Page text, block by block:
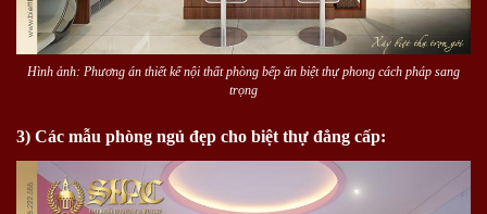
Hình ảnh: Phương án thiết kế nội thất phòng bếp ăn biệt thự phong cách pháp sang
trọng
3) Các mẫu phòng ngủ đẹp cho biệt thự đẳng cấp: